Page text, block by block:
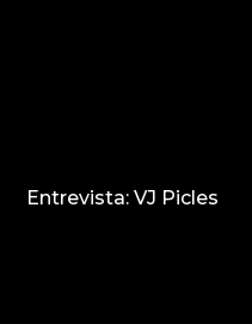
Entrevista: VJ Picles